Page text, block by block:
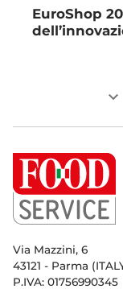
EuroShop
keyboard_arrow_down
Via Mazzini, 6
43121 - Parma
P.IVA: 01756990345